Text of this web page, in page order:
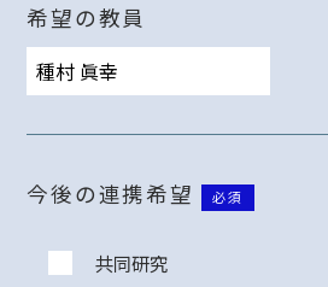
希望の教員
今後の連携希望 必須
共同研究